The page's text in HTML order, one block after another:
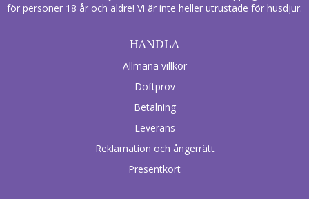
för personer 18 år och äldre! Vi är inte heller utrustade för husdjur.
HANDLA
Allmäna villkor
Doftprov
Betalning
Leverans
Reklamation och ångerrätt
Presentkort